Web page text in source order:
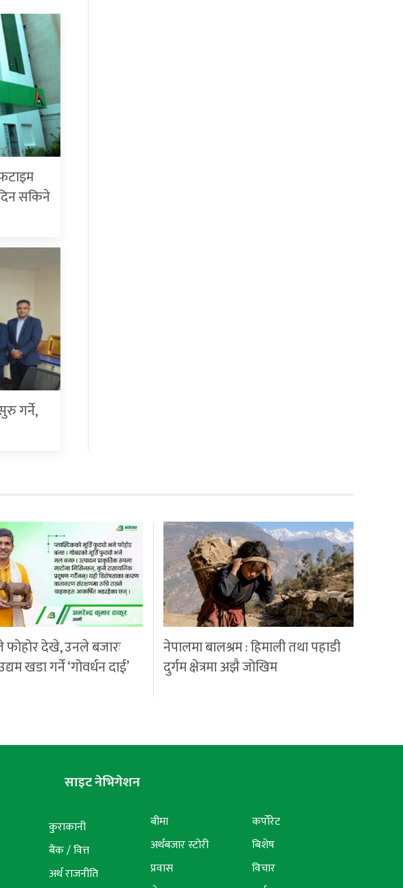
सकिने
गर्ने,
देखे, उनले बजारः
खडा गर्ने ‘गोवर्धन दाई’
नेपालमा बालश्रम : हिमाली तथा पहाडी
दुर्गम क्षेत्रमा अझै जोखिम
साइट नेभिगेशन
कुराकानी
बैंक / वित्त
अर्थ राजनीति
बीमा
अर्थबजार स्टोरी
प्रवास
कर्पोरेट
बिशेष
विचार